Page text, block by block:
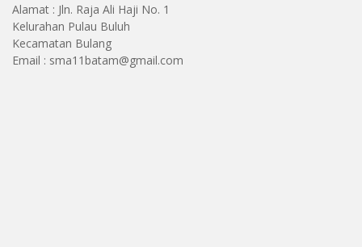
Alamat : Jln. Raja Ali Haji No. 1
Kelurahan Pulau Buluh
Kecamatan Bulang
Email : sma11batam@gmail.com